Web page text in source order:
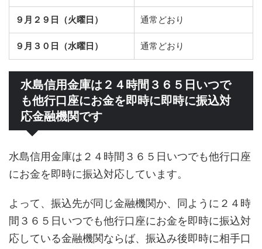
９月２９日（火曜日） 通常どおり
９月３０日（水曜日） 通常どおり
水島信用金庫は２４時間３６５日いつで
も他行口座にお金を即時に即時に振込対
応金融機関です
水島信用金庫は２４時間３６５日いつでも他行口座
にお金を即時に振込対応しています。
よって、振込先が同じ金融機関か、同ように２４時
間３６５日いつでも他行口座にお金を即時に振込対
応している金融機関ならば、振込み後即時に相手口